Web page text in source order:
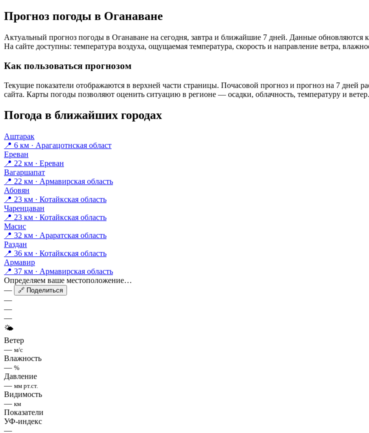
Прогноз погоды в Оганаване
Актуальный прогноз погоды в Оганаване на сегодня, завтра и ближайшие 7 дней. Данные
На сайте доступны: температура воздуха, ощущаемая температура, скорость и направление ветра,
Как пользоваться прогнозом
Текущие показатели отображаются в верхней части страницы. Почасовой прогноз и прогноз на 7 дней
сайта. Карты погоды позволяют оценить ситуацию в регионе — осадки, облачность, температуру и ветер.
Погода в ближайших городах
Аштарак
📍 6 км · Арагацотнская област
Ереван
📍 22 км · Ереван
Вагаршапат
📍 22 км · Армавирская область
Абовян
📍 23 км · Котайкская область
Чаренцаван
📍 23 км · Котайкская область
Масис
📍 32 км · Араратская область
Раздан
📍 36 км · Котайкская область
Армавир
📍 37 км · Армавирская область
Определяем ваше местоположение…
—
🔗 Поделиться
—
—
—
🌤
Ветер
— м/с
Влажность
— %
Давление
— мм рт.ст.
Видимость
— км
Показатели
УФ-индекс
—